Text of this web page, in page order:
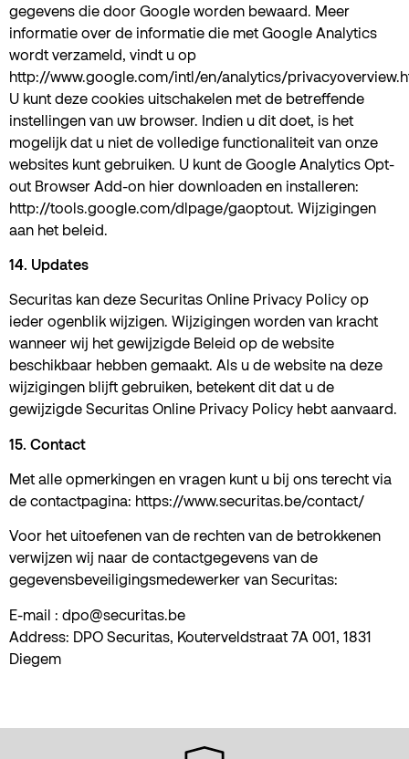
gegevens die door Google worden bewaard. Meer
informatie over de informatie die met Google Analytics
wordt verzameld, vindt u op
http://www.google.com/intl/en/analytics/
U kunt deze cookies uitschakelen met de betreffende
instellingen van uw browser. Indien u dit doet, is het
mogelijk dat u niet de volledige functionaliteit van onze
websites kunt gebruiken. U kunt de Google Analytics Opt-
out Browser Add-on hier downloaden en installeren:
http://tools.google.com/dlpage/gaoptout. Wijzigingen
aan het beleid.
14. Updates
Securitas kan deze Securitas Online Privacy Policy op
ieder ogenblik wijzigen. Wijzigingen worden van kracht
wanneer wij het gewijzigde Beleid op de website
beschikbaar hebben gemaakt. Als u de website na deze
wijzigingen blijft gebruiken, betekent dit dat u de
gewijzigde Securitas Online Privacy Policy hebt aanvaard.
15. Contact
Met alle opmerkingen en vragen kunt u bij ons terecht via
de contactpagina: https://www.securitas.be/contact/
Voor het uitoefenen van de rechten van de betrokkenen
verwijzen wij naar de contactgegevens van de
gegevensbeveiligingsmedewerker van Securitas:
E-mail : dpo@securitas.be
Address: DPO Securitas, Kouterveldstraat 7A 001, 1831
Diegem